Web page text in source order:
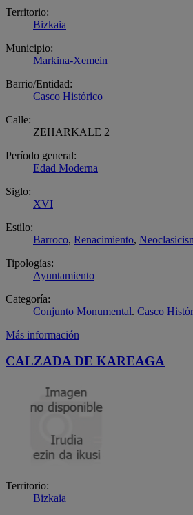
Territorio:
Bizkaia
Municipio:
Markina-Xemein
Barrio/Entidad:
Casco Histórico
Calle:
ZEHARKALE 2
Período general:
Edad Moderna
Siglo:
XVI
Estilo:
Barroco, Renacimiento,
Tipologías:
Ayuntamiento
Categoría:
Conjunto Monumental. Casco
Más información
CALZADA DE KAREAGA
Territorio:
Bizkaia